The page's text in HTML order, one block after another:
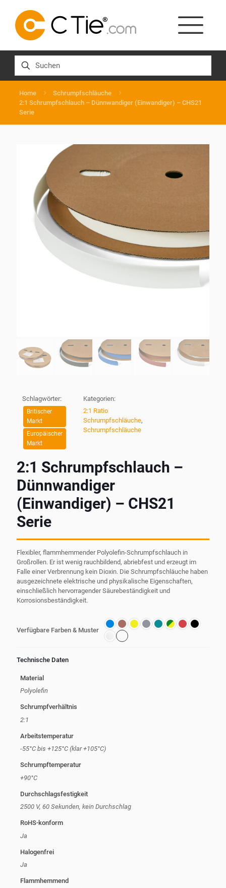
Home
Schrumpfschläuche
2:1 Schrumpfschlauch – Dünnwandiger (Einwandiger) – CHS21
Serie
Schlagwörter:
Britischer
Markt
Europäischer
Markt
Kategorien:
2:1 Ratio
Schrumpfschläuche,
Schrumpfschläuche
2:1 Schrumpfschlauch –
Dünnwandiger
(Einwandiger) – CHS21
Serie
Flexibler, flammhemmender Polyolefin-Schrumpfschlauch in
Großrollen. Er ist wenig rauchbildend, abriebfest und erzeugt im
Falle einer Verbrennung kein Dioxin. Die Schrumpfschläuche haben
ausgezeichnete elektrische und physikalische Eigenschaften,
einschließlich hervorragender Säurebeständigkeit und
Korrosionsbeständigkeit.
Verfügbare Farben & Muster
Technische Daten
Material
Polyolefin
Schrumpfverhältnis
2:1
Arbeitstemperatur
-55°C bis +125°C (klar +105°C)
Schrumpftemperatur
+90°C
Durchschlagsfestigkeit
2500 V, 60 Sekunden, kein Durchschlag
RoHS-konform
Ja
Halogenfrei
Ja
Flammhemmend